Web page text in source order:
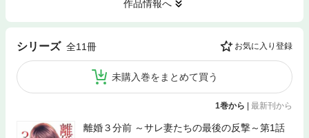
作品情報へ
シリーズ 全11冊 お気に入り登録
未購入巻をまとめて買う
1巻から | 最新刊から
離婚３分前 ～サレ妻たちの最後の反撃～第1話